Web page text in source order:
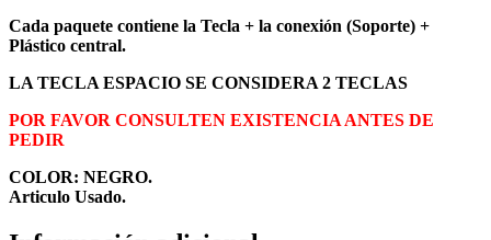
Cada paquete contiene la Tecla + la conexión (Soporte) +
Plástico central.
LA TECLA ESPACIO SE CONSIDERA 2 TECLAS
POR FAVOR CONSULTEN EXISTENCIA ANTES DE
PEDIR
COLOR: NEGRO.
Articulo Usado.